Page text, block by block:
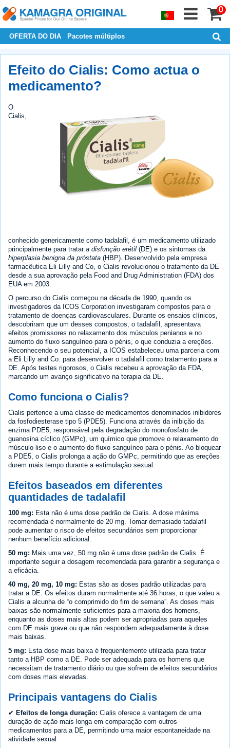
0
OFERTA DO DIA Pacotes múltiplos
Efeito do Cialis: Como actua o
medicamento?
O
Cialis,
conhecido genericamente como tadalafil, é um medicamento utilizado
principalmente para tratar a disfunção erétil (DE) e os sintomas da
hiperplasia benigna da próstata (HBP). Desenvolvido pela empresa
farmacêutica Eli Lilly and Co, o Cialis revolucionou o tratamento da DE
desde a sua aprovação pela Food and Drug Administration (FDA) dos
EUA em 2003.
O percurso do Cialis começou na década de 1990, quando os
investigadores da ICOS Corporation investigaram compostos para o
tratamento de doenças cardiovasculares. Durante os ensaios clínicos,
descobriram que um desses compostos, o tadalafil, apresentava
efeitos promissores no relaxamento dos músculos penianos e no
aumento do fluxo sanguíneo para o pénis, o que conduzia a ereções.
Reconhecendo o seu potencial, a ICOS estabeleceu uma parceria com
a Eli Lilly and Co. para desenvolver o tadalafil como tratamento para a
DE. Após testes rigorosos, o Cialis recebeu a aprovação da FDA,
marcando um avanço significativo na terapia da DE.
Como funciona o Cialis?
Cialis pertence a uma classe de medicamentos denominados inibidores
da fosfodiesterase tipo 5 (PDE5). Funciona através da inibição da
enzima PDE5, responsável pela degradação do monofosfato de
guanosina cíclico (GMPc), um químico que promove o relaxamento do
músculo liso e o aumento do fluxo sanguíneo para o pénis. Ao bloquear
a PDE5, o Cialis prolonga a ação do GMPc, permitindo que as ereções
durem mais tempo durante a estimulação sexual.
Efeitos baseados em diferentes
quantidades de tadalafil
100 mg: Esta não é uma dose padrão de Cialis. A dose máxima
recomendada é normalmente de 20 mg. Tomar demasiado tadalafil
pode aumentar o risco de efeitos secundários sem proporcionar
nenhum benefício adicional.
50 mg: Mais uma vez, 50 mg não é uma dose padrão de Cialis. É
importante seguir a dosagem recomendada para garantir a segurança e
a eficácia.
40 mg, 20 mg, 10 mg: Estas são as doses padrão utilizadas para
tratar a DE. Os efeitos duram normalmente até 36 horas, o que valeu a
Cialis a alcunha de “o comprimido do fim de semana”. As doses mais
baixas são normalmente suficientes para a maioria dos homens,
enquanto as doses mais altas podem ser apropriadas para aqueles
com DE mais grave ou que não respondem adequadamente à dose
mais baixas.
5 mg: Esta dose mais baixa é frequentemente utilizada para tratar
tanto a HBP como a DE. Pode ser adequada para os homens que
necessitam de tratamento diário ou que sofrem de efeitos secundários
com doses mais elevadas.
Principais vantagens do Cialis
✔ Efeitos de longa duração: Cialis oferece a vantagem de uma
duração de ação mais longa em comparação com outros
medicamentos para a DE, permitindo uma maior espontaneidade na
atividade sexual.